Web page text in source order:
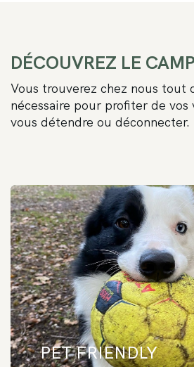
DÉCOUVREZ LE
Vous trouverez chez nous tout
nécessaire pour profiter de vos
vous détendre ou déconnecter.
CAMPING PET
Le Camping Etxarri est la destination idéale si
quelques jours de vacances avec votre animal de
L’environnement naturel qui entoure nos
activités proposées sont parfaits pour les
famille.
PET FRIENDLY